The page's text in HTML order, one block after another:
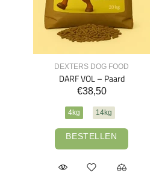
DEXTERS DOG FOOD
DARF VOL – Paard
€38,50
4kg 14kg
BESTELLEN